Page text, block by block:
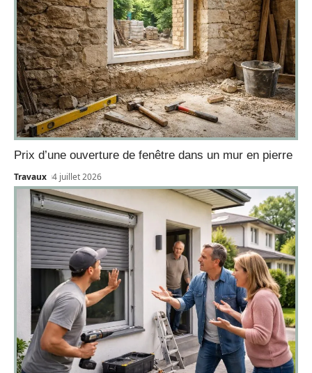
Prix d’une ouverture de fenêtre dans un mur en pierre
Travaux 4 juillet 2026